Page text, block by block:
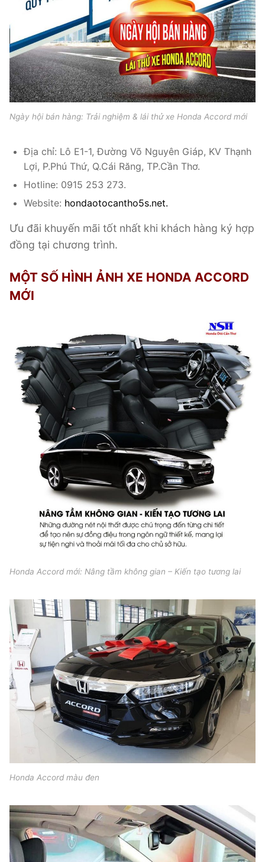
Ngày hội bán hàng: Trải nghiệm & lái thử xe Honda Accord mới
Địa chỉ: Lô E1-1, Đường Võ Nguyên Giáp, KV Thạnh
Lợi, P.Phú Thứ, Q.Cái Răng, TP.Cần Thơ.
Hotline: 0915 253 273.
Website: hondaotocantho5s.net.
Ưu đãi khuyến mãi tốt nhất khi khách hàng ký hợp
đồng tại chương trình.
MỘT SỐ HÌNH ẢNH XE HONDA ACCORD
MỚI
Honda Accord mới: Nâng tầm không gian – Kiến tạo tương lai
Honda Accord màu đen